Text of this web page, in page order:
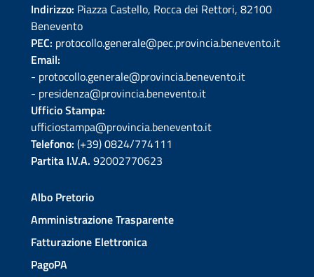
Indirizzo: Piazza Castello, Rocca dei Rettori, 82100
Benevento
PEC: protocollo.generale@pec.provincia.benevento.it
Email:
- protocollo.generale@provincia.benevento.it
- presidenza@provincia.benevento.it
Ufficio Stampa:
ufficiostampa@provincia.benevento.it
Telefono: (+39) 0824/774111
Partita I.V.A. 92002770623
Albo Pretorio
Amministrazione Trasparente
Fatturazione Elettronica
PagoPA